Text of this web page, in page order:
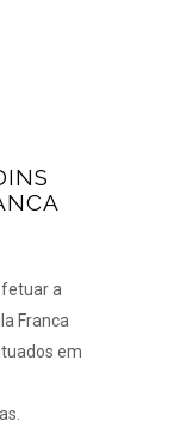
a
Franca
em